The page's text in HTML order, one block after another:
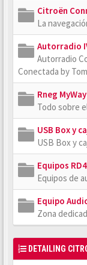
Citroën
La
Autorradio
Autorradio
Conectada by
Rneg MyWay
Todo sobre
USB Box y
USB Box y
Equipos
Equipos de
Equipo
Zona
DETAILING